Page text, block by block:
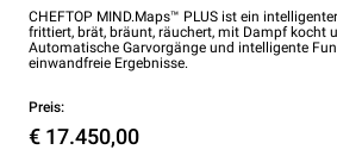
CHEFTOP MIND.Maps™ PLUS ist ein
frittiert, brät, bräunt, räuchert, mit Dampf kocht
Automatische Garvorgänge und intelligente
einwandfreie Ergebnisse.
Preis:
€ 17.450,00